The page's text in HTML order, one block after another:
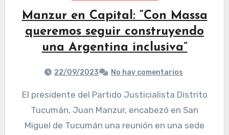
Manzur en Capital: “Con Massa
queremos seguir construyendo
una Argentina inclusiva”
22/09/2023 No hay comentarios
El presidente del Partido Justicialista Distrito
Tucumán, Juan Manzur, encabezó en San
Miguel de Tucumán una reunión en una sede